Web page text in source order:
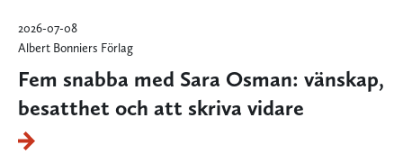
2026-07-08
Albert Bonniers Förlag
Fem snabba med Sara Osman: vänskap,
besatthet och att skriva vidare